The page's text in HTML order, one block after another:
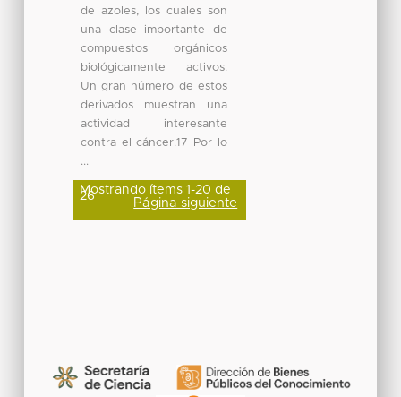
de azoles, los cuales son
una clase importante de
compuestos orgánicos
biológicamente activos.
Un gran número de estos
derivados muestran una
actividad interesante
contra el cáncer.17 Por lo
...
Mostrando ítems 1-20 de
26 Página siguiente